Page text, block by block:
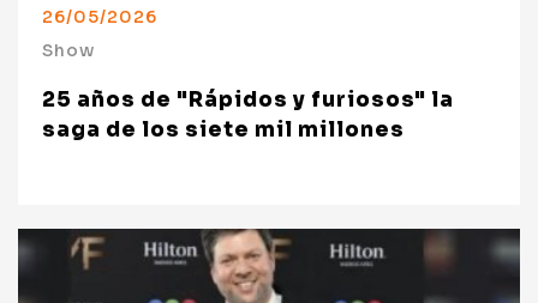
26/05/2026
Show
25 años de "Rápidos y furiosos" la
saga de los siete mil millones